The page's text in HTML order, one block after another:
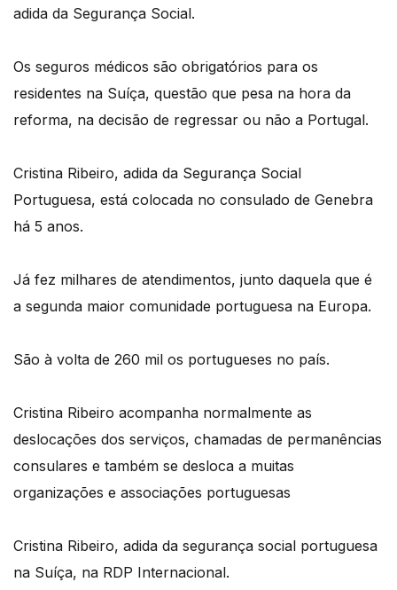
adida da Segurança Social.
Os seguros médicos são obrigatórios para os
residentes na Suíça, questão que pesa na hora da
reforma, na decisão de regressar ou não a Portugal.
Cristina Ribeiro, adida da Segurança Social
Portuguesa, está colocada no consulado de Genebra
há 5 anos.
Já fez milhares de atendimentos, junto daquela que é
a segunda maior comunidade portuguesa na Europa.
São à volta de 260 mil os portugueses no país.
Cristina Ribeiro acompanha normalmente as
deslocações dos serviços, chamadas de permanências
consulares e também se desloca a muitas
organizações e associações portuguesas
Cristina Ribeiro, adida da segurança social portuguesa
na Suíça, na RDP Internacional.